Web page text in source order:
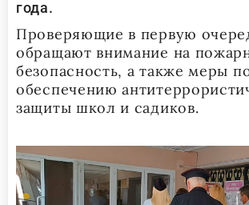
года.
Проверяющие в первую
обращают внимание на
безопасность, а также меры
обеспечению
защиты школ и садиков.